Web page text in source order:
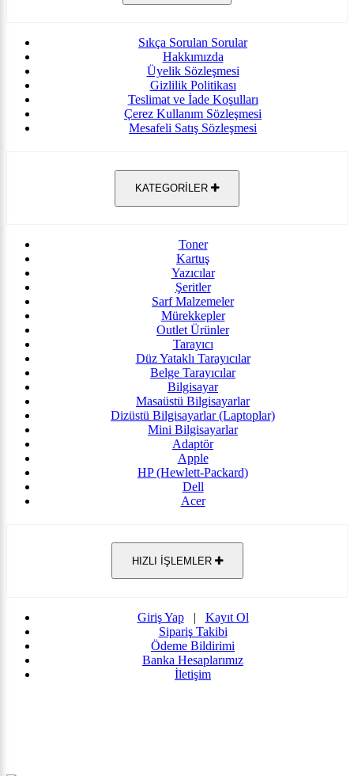
Sıkça Sorulan Sorular
Hakkımızda
Üyelik Sözleşmesi
Gizlilik Politikası
Teslimat ve İade Koşulları
Çerez Kullanım Sözleşmesi
Mesafeli Satış Sözleşmesi
KATEGORİLER
Toner
Kartuş
Yazıcılar
Şeritler
Sarf Malzemeler
Mürekkepler
Outlet Ürünler
Tarayıcı
Düz Yataklı Tarayıcılar
Belge Tarayıcılar
Bilgisayar
Masaüstü Bilgisayarlar
Dizüstü Bilgisayarlar (Laptoplar)
Mini Bilgisayarlar
Adaptör
Apple
HP (Hewlett-Packard)
Dell
Acer
HIZLI İŞLEMLER
Giriş Yap| Kayıt Ol
Sipariş Takibi
Ödeme Bildirimi
Banka Hesaplarımız
İletişim